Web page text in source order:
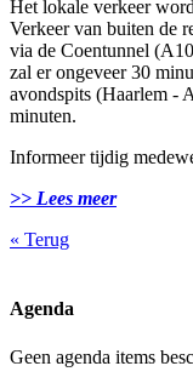
Het lokale verkeer
Verkeer van buiten de
via de Coentunnel
zal er ongeveer 30
avondspits (Haarlem -
minuten.
Informeer tijdig
>> Lees meer
« Terug
Agenda
Geen agenda items